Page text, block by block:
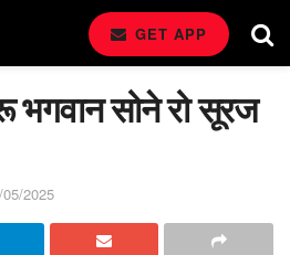
GET APP
भगवान सोने रो सूरज
05/2025